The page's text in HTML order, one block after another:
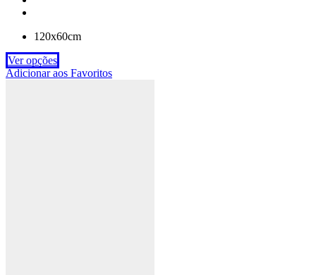
120x60cm
Ver opções
Adicionar aos Favoritos